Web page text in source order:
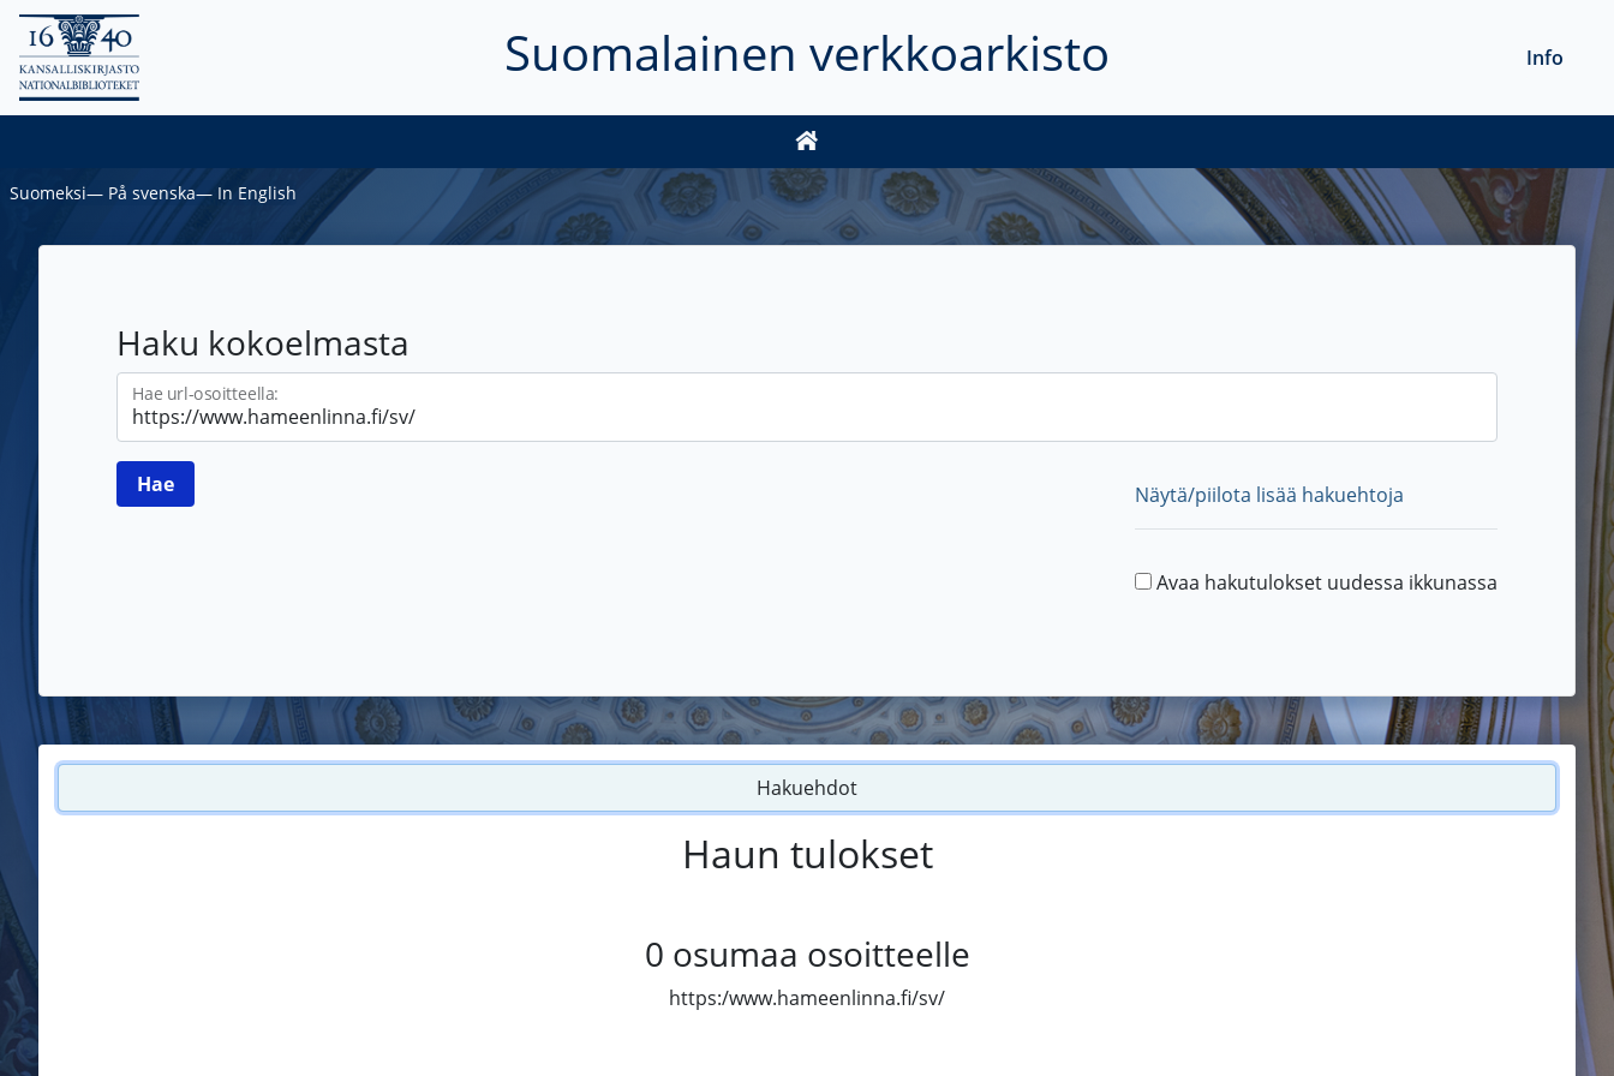
Suomalainen verkkoarkisto Info
Suomeksi― På svenska― In English
Haku kokoelmasta
Hae url-osoitteella:
Näytä/piilota lisää hakuehtoja
Avaa hakutulokset uudessa ikkunassa
Hakuehdot
Haun tulokset
0 osumaa osoitteelle
https:/www.hameenlinna.fi/sv/